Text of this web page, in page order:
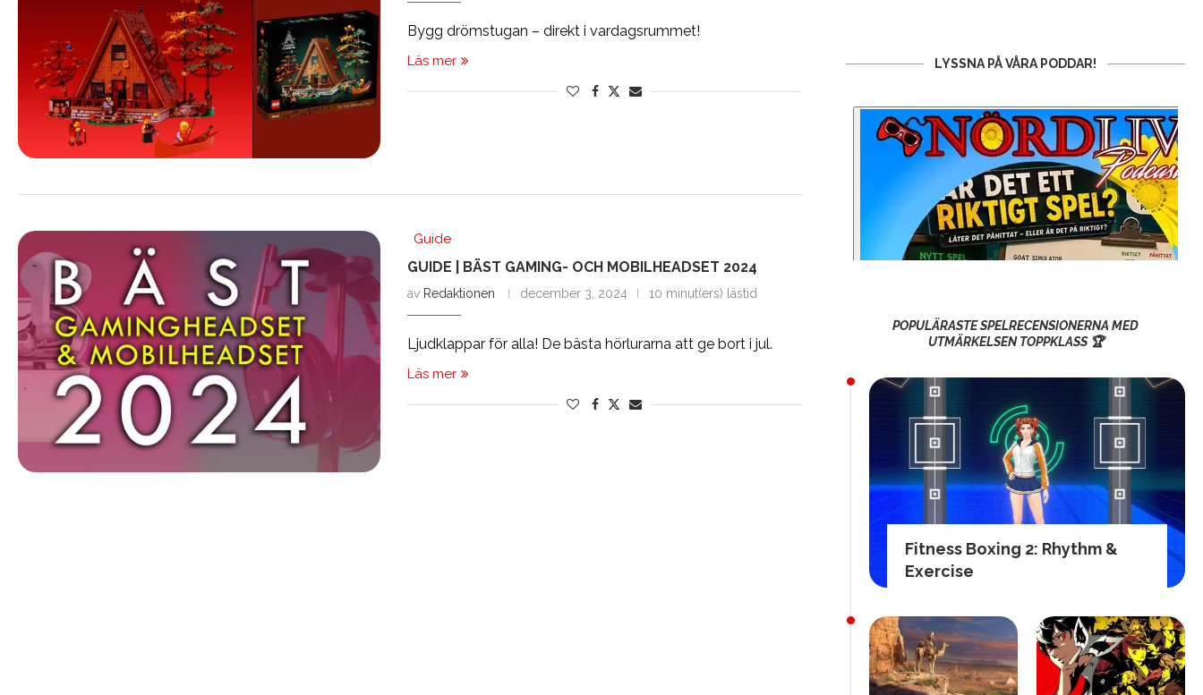
Bygg drömstugan – direkt i vardagsrummet!
Läs mer
Guide
GUIDE | BÄST GAMING- OCH MOBILHEADSET 2024
av Redaktionen december 3, 2024 10 minut(ers) lästid
Ljudklappar för alla! De bästa hörlurarna att ge bort i jul.
Läs mer
LYSSNA PÅ VÅRA PODDAR!
POPULÄRASTE SPELRECENSIONERNA MED
UTMÄRKELSEN TOPPKLASS 🏆
Fitness Boxing 2: Rhythm &
Exercise